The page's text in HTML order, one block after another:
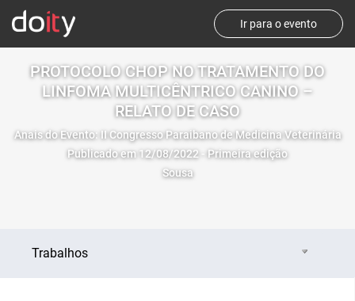
Ir para o evento
PROTOCOLO CHOP NO TRATAMENTO DO
LINFOMA MULTICÊNTRICO CANINO –
RELATO DE CASO
Anais do Evento: II Congresso Paraibano de Medicina Veterinária
Publicado em 12/08/2022 - Primeira edição
Sousa
Trabalhos